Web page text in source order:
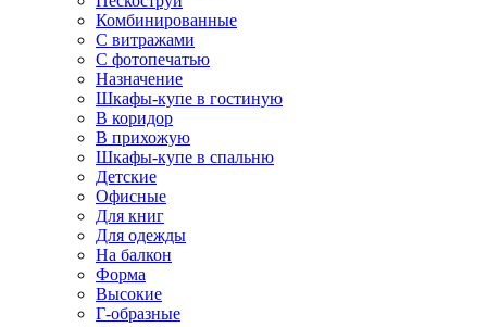
Комбинированные
С витражами
С фотопечатью
Назначение
Шкафы-купе в гостиную
В коридор
В прихожую
Шкафы-купе в спальню
Детские
Офисные
Для книг
Для одежды
На балкон
Форма
Высокие
Г-образные